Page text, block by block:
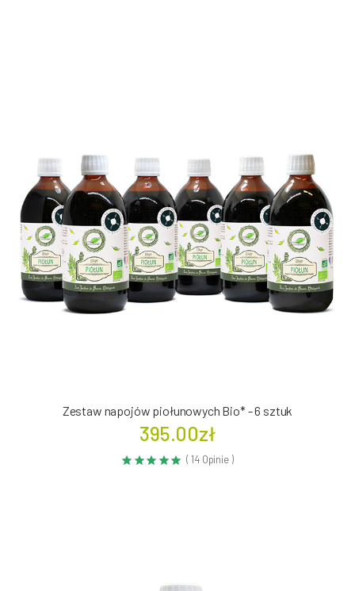
Zestaw napojów piołunowych Bio* - 6 sztuk
395.00zł
( 14 Opinie )